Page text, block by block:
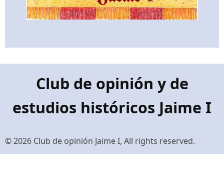
Club de opinión y de
estudios históricos Jaime I
© 2026 Club de opinión Jaime I, All rights reserved.